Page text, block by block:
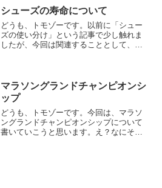
標高：２８８１４メート...
シューズの寿命について
どうも、トモゾーです。以前に「シュー
ズの使い分け」という記事で少し触れま
したが、今回は関連することとして、シ
命は５００〜１，０００キ...
マラソングランドチャンピオンシ
ップ
どうも、トモゾーです。今回は、マラソ
ングランドチャンピオンシップについて
書いていこうと思います。え？なにそ